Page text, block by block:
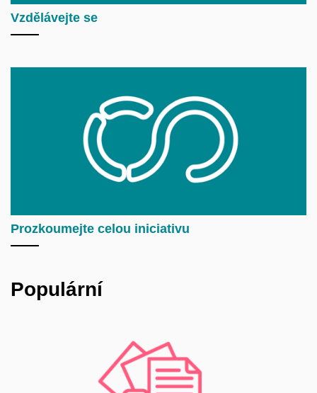
Vzdělávejte se
Prozkoumejte celou iniciativu
Populární